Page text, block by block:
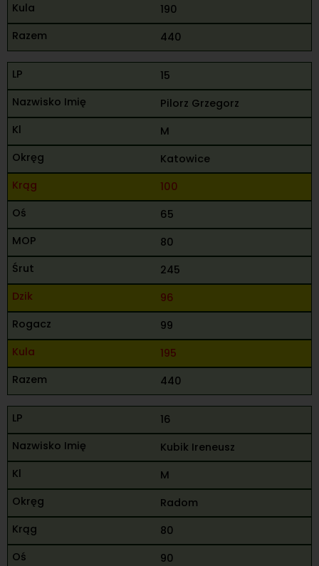
190
440
15
Pilorz Grzegorz
M
Katowice
100
65
80
245
96
99
195
440
16
Kubik Ireneusz
M
Radom
80
90